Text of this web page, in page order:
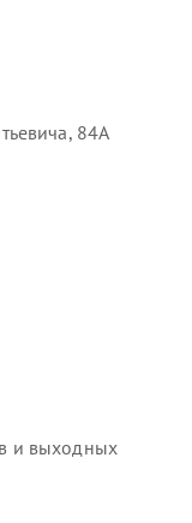
84А
и выходных